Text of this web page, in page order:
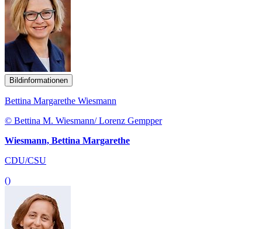
Bildinformationen
Bettina Margarethe Wiesmann
© Bettina M. Wiesmann/ Lorenz Gempper
Wiesmann, Bettina Margarethe
CDU/CSU
()